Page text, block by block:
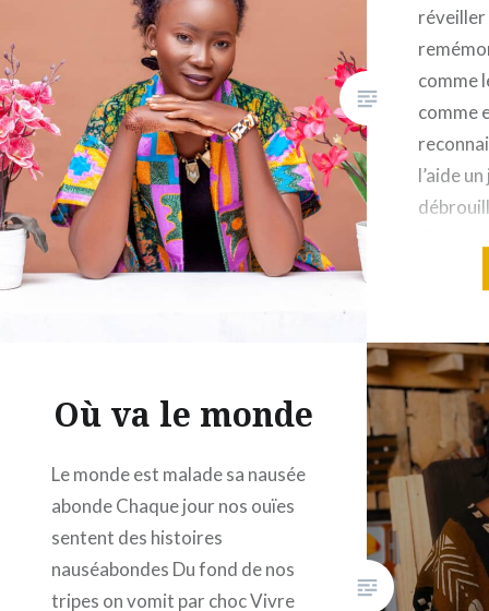
réveiller
comme
comme
l’aide
Où va le monde
Le monde est malade sa nausée
abonde Chaque jour nos ouïes
sentent des histoires
nauséabondes Du fond de nos
tripes on vomit par choc Vivre